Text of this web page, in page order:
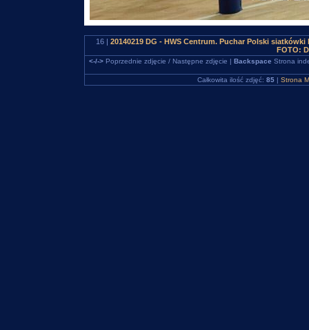
16 | 20140219 DG - HWS Centrum. Puchar Polski
FOTO:
<-/->Poprzednie zdjęcie / Następne zdjęcie | Backspace Strona
Całkowita ilość zdjęć: 85 | Strona